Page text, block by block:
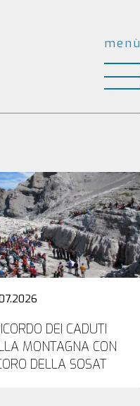
menù
DEI CADUTI
MONTAGNA CON
DELLA SOSAT